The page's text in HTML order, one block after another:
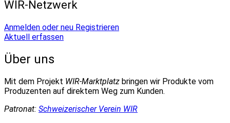
WIR-Netzwerk
Anmelden oder neu Registrieren
Aktuell erfassen
Über uns
Mit dem Projekt WIR-Marktplatz bringen wir Produkte vom
Produzenten auf direktem Weg zum Kunden.
Patronat: Schweizerischer Verein WIR